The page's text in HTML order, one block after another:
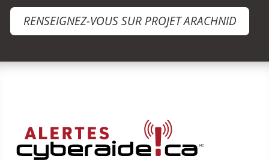
RENSEIGNEZ-VOUS SUR PROJET ARACHNID